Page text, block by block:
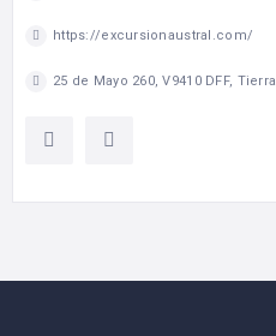
https://excursionaustral.com/
25 de Mayo 260, V9410 DFF,